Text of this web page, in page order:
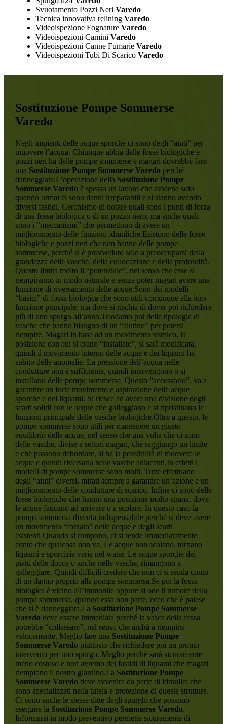
Svuotamento Pozzi Neri Varedo
Tecnica innovativa reliningVaredo
Videoispezione FognatureVaredo
Videoispezioni Camini Varedo
Videoispezioni Canne FumarieVaredo
Videoispezioni Tubi Di ScaricoVaredo
Sostituzione Pompe Sommerse
Varedo
Negli impianti delle acque sporche ci sono degli “aiuti” per
muovere l’acqua. Chiunque abbia delle fosse biologiche e
pozzi neri ha delle pompe sommerse e magari dovrebbe fare
una Sostituzione Pompe Sommerse Varedoperché
danneggiate.L’operazione della Sostituzione Pompe
Sommerse Varedoè spesso un lavoro che avviene solo
quando ormai ci sono danni irreparabili e si stanno avendo
diversi fastidi. Cerchiamo di notare quali sono i punti di forza
di una fossa biologica o di un pozzo nero, ma anche quali
sono i “meccanismi” che permettono di avere un
miglioramento delle funzioni idrauliche.Esistono delle fosse
biologiche e pozzi neri che non hanno delle pompe
sommerse, perché si è provveduto solo a preoccuparsi della
grandezza delle vasche, della collocazione e della profondità.
Questo limita molto il “potenziale”, nel senso che esse si
riempiranno in modo naturale e senza poter magari avere una
funzione di riversamento delle acque.Sono dei modelli
“basici” di fossa biologica che sono utili comunque alla loro
funzione principale, ma dove si rischia di dover poi richiedere
più di uno spurgo all’anno.Troviamo poi delle tipologie di
vasche che hanno bisogno di un “aiutino” per potersi
riempire. Magari in base ad un movimento sismico, la
posizione con cui si erano “installate”, si sarà modificata,
quindi il movimento interno delle acque e dei liquami ha
subito delle anomalie. La pressione dell’acqua nelle
condutture non è sufficiente, quindi intervengono o si
installano delle pompe sommerse. Questo “accessorio”, va a
garantire un forte movimento e aspirazione delle acque
sporche e dei liquami. Si riesce ad avere una divisione degli
scarti solidi con le acque che galleggiano e si ripristinano le
funzioni principale delle vasche biologiche.Oltre a questo, le
pompe sommerse sono utili per mantenere un giusto
equilibrio delle acque, nel senso che una volta che ci sono
delle vasche, divise a settori magari, che raggiungo un limite
e che possono debordare, si ha la possibilità di muovere le
acque e quindi riversarla nelle vasche adiacenti.In effetti i
modelli di pompe sommerse sono molti. Tutte effettuano
degli “aiuti” diversi, mirati sempre a garantire un’azione e un
miglioramento delle condutture di scarico. Infine ci sono delle
fosse biologiche che hanno una posizione molto strana, dove
le acque faticano ad arrivare o a scolare. In questo caso la
pompa sommersa diventa indispensabile perché si deve avere
un movimento “forzato” delle acque e degli scarti
esistenti.Quando si rompono, ci si rende immediatamente
conto che qualcosa non va. Le acque non scolano, tornano
liquami e sporcizia varia nel water. Le acque sporche dei
piatti delle docce o anche nelle vasche, rimangono a
galleggiare. Quindi difficili credere che non ci si renda conto
di un danno proprio alla pompa sommersa.Se poi la fossa
biologica è vicino all’immobile oppure si ode il rumore della
pompa sommersa, quando essa non parte, ecco che è palese
che si è danneggiata.La Sostituzione Pompe Sommerse
Varedodeve essere immediata perché la vasca della fossa
potrebbe “collassare”, nel senso che andrà a riempirsi
velocemente. Meglio fare una Sostituzione Pompe
Sommerse Varedopiuttosto che richiedere poi un pronto
intervento per uno spurgo. Meglio perché sarà sicuramente
meno costoso e non avremo dei fastidi di liquami che magari
riempiono il nostro giardino.La Sostituzione Pompe
Sommerse Varedodeve avvenire da parte di idraulici che
sono specializzati nella tutela e protezione di queste strutture.
Ci sono anche le stesse ditte degli spurghi che possono
eseguire la Sostituzione Pompe Sommerse Varedo.
Informarsi in modo preventivo permette sicuramente di